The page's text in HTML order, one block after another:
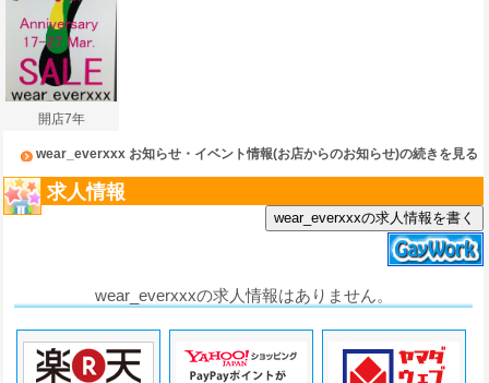
開店7年
wear_everxxx お知らせ・イベント情報(お店からのお知らせ)の続きを見る
求人情報
wear_everxxxの求人情報を書く
wear_everxxxの求人情報はありません。